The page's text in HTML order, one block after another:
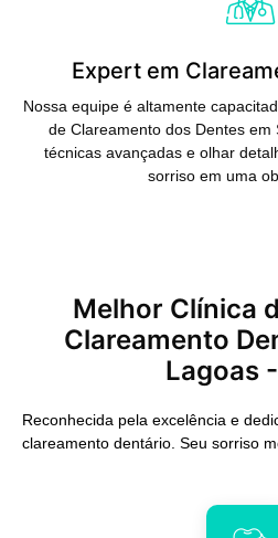
Expert em
Nossa equipe é altamente
de Clareamento dos Dentes em
técnicas avançadas e olhar
sorriso em uma
Melhor Clínica
Clareamento
Lagoas
Reconhecida pela excelência e
clareamento dentário. Seu sorriso